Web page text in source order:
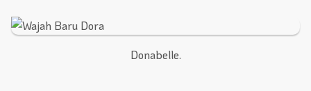
Donabelle.